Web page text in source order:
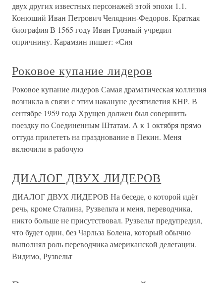
двух других известных персонажей этой эпохи 1.1.
Конюший Иван Петрович Челяднин-Федоров. Краткая
биография В 1565 году Иван Грозный учредил
опричнину. Карамзин пишет: «Сия
Роковое купание лидеров
Роковое купание лидеров Самая драматическая коллизия
возникла в связи с этим накануне десятилетия КНР. В
сентябре 1959 года Хрущев должен был совершить
поездку по Соединенным Штатам. А к 1 октября прямо
оттуда прилететь на празднование в Пекин. Меня
включили в рабочую
ДИАЛОГ ДВУХ ЛИДЕРОВ
ДИАЛОГ ДВУХ ЛИДЕРОВ На беседе, о которой идёт
речь, кроме Сталина, Рузвельта и меня, переводчика,
никто больше не присутствовал. Рузвельт предупредил,
что будет один, без Чарльза Болена, который обычно
выполнял роль переводчика американской делегации.
Видимо, Рузвельт